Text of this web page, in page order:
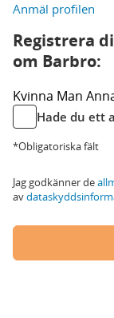
Anmäl profilen
Registrera
om Barbro:
Kvinna Man
Hade du ett
*Obligatoriska fält
Jag godkänner de
av